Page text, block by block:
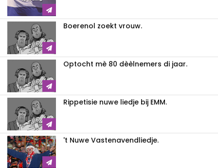
Boerenol zoekt vrouw.
Optocht mè 80 dèèlnemers di jaar.
Rippetisie nuwe liedje bij EMM.
't Nuwe Vastenavendliedje.